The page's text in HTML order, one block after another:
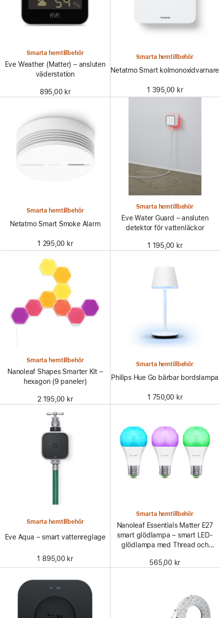
Smarta hemtillbehör
Eve Weather (Matter) – ansluten
väderstation
895,00 kr
Smarta hemtillbehör
Netatmo Smart kolmonoxidvarnare
1 395,00 kr
Smarta hemtillbehör
Netatmo Smart Smoke Alarm
1 295,00 kr
Smarta hemtillbehör
Eve Water Guard – ansluten
detektor för vattenläckor
1 195,00 kr
Smarta hemtillbehör
Nanoleaf Shapes Smarter Kit –
hexagon (9 paneler)
2 195,00 kr
Smarta hemtillbehör
Philips Hue Go bärbar bordslampa
1 750,00 kr
Smarta hemtillbehör
Eve Aqua – smart vattenreglage
1 895,00 kr
Smarta hemtillbehör
Nanoleaf Essentials Matter E27
smart glödlampa – smart LED-
glödlampa med Thread och
565,00 kr